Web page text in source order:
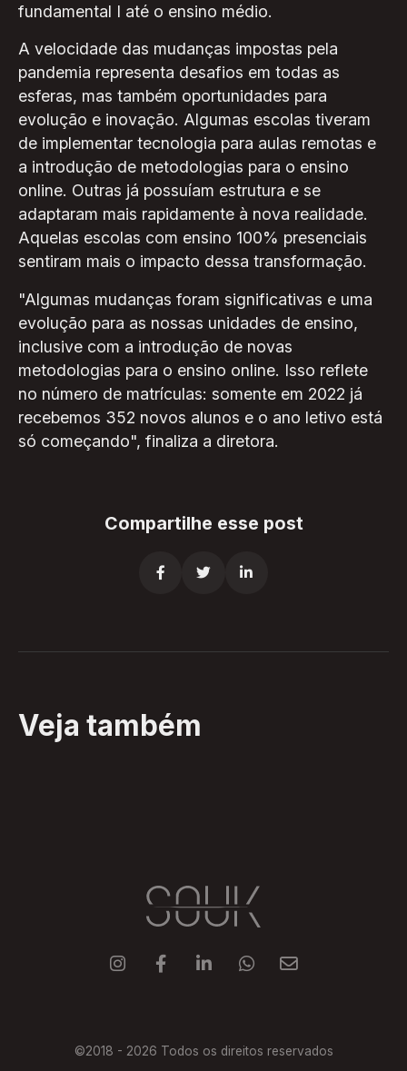
fundamental I até o ensino médio.
A velocidade das mudanças impostas pela
pandemia representa desafios em todas as
esferas, mas também oportunidades para
evolução e inovação. Algumas escolas tiveram
de implementar tecnologia para aulas remotas e
a introdução de metodologias para o ensino
online. Outras já possuíam estrutura e se
adaptaram mais rapidamente à nova realidade.
Aquelas escolas com ensino 100% presenciais
sentiram mais o impacto dessa transformação.
"Algumas mudanças foram significativas e uma
evolução para as nossas unidades de ensino,
inclusive com a introdução de novas
metodologias para o ensino online. Isso reflete
no número de matrículas: somente em 2022 já
recebemos 352 novos alunos e o ano letivo está
só começando", finaliza a diretora.
Compartilhe esse post
  
Veja também
    
©2018 - 2026 Todos os direitos reservados